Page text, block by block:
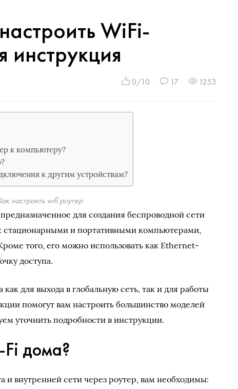
WiFi-
инструкция
0/10 17 1253
к компьютеру?
к другим устройствам?
настроить wifi роутер
для создания беспроводной сети
стационарными и портативными компьютерами,
того, его можно использовать как Ethernet-
доступа.
для выхода в глобальную сеть, так и для работы
помогут вам настроить большинство моделей
уточнить подробности в инструкции.
Fi дома?
и внутренней сети через роутер, вам необходимы: